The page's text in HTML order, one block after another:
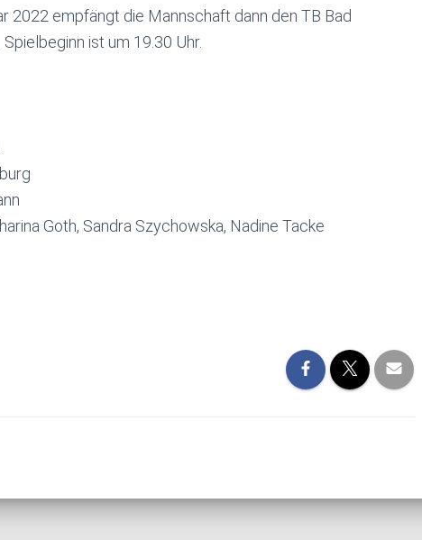
2022 empfängt die Mannschaft dann den TB Bad
ist um 19.30 Uhr.
Goth, Sandra Szychowska, Nadine Tacke